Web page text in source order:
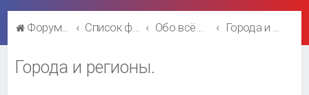
Форум Рено Список форумов Обо всём остальном Города и регионы.
Города и регионы.